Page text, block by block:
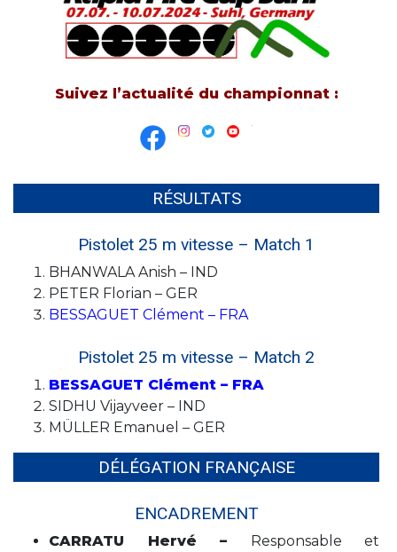
Suivez l’actualité du championnat :
RÉSULTATS
Pistolet 25 m vitesse – Match 1
BHANWALA Anish – IND
PETER Florian – GER
BESSAGUET Clément – FRA
Pistolet 25 m vitesse – Match 2
BESSAGUET Clément – FRA
SIDHU Vijayveer – IND
MÜLLER Emanuel – GER
DÉLÉGATION FRANÇAISE
ENCADREMENT
CARRATU Hervé – Responsable et